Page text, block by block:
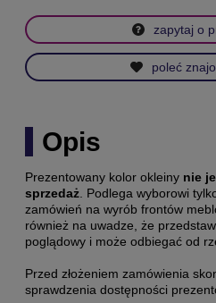
zapytaj o
poleć
Opis
Prezentowany kolor okleiny nie
sprzedaż . Podlega wyborowi
zamówień na wyrób frontów
również na uwadze, że
poglądowy i może odbiegać od
Przed złożeniem zamówienia
sprawdzenia dostępności